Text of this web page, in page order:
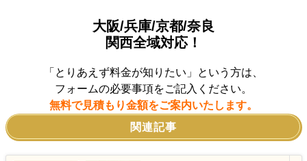
大阪/兵庫/京都/奈良
関西全域対応！
「とりあえず料金が知りたい」という方は、
フォームの必要事項をご記入ください。
無料で見積もり金額をご案内いたします。
関連記事